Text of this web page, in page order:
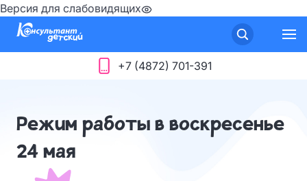
Версия для слабовидящих
+7 (4872) 701-391
Режим работы в воскресенье
24 мая